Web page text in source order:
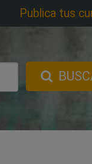
Publica tus